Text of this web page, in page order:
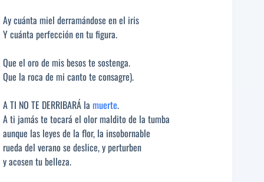
Ay cuánta miel derramándose en el iris
Y cuánta perfección en tu figura.
Que el oro de mis besos te sostenga.
Que la roca de mi canto te consagre).
A TI NO TE DERRIBARÁ la muerte.
A ti jamás te tocará el olor maldito de la tumba
aunque las leyes de la flor, la insobornable
rueda del verano se deslice, y perturben
y acosen tu belleza.